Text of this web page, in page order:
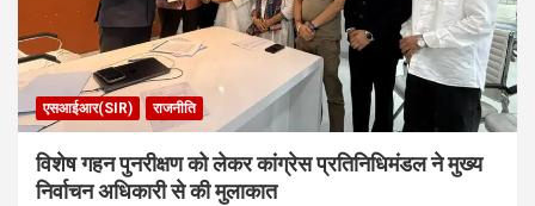
एसआईआर(SIR) राजनीति
विशेष गहन पुनरीक्षण को लेकर कांग्रेस प्रतिनिधिमंडल ने मुख्य
निर्वाचन अधिकारी से की मुलाकात